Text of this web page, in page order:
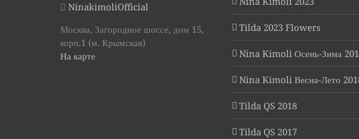
NinakimoliOfficial
Москва, Загородное шоссе, дом 15,
корп.1 (м. Крымская)
На карте
Tilda 2023 Flowers
Nina Kimoli Осень-Зима
Nina Kimoli Весна-Лето
Tilda QS 2018
Tilda QS 2017